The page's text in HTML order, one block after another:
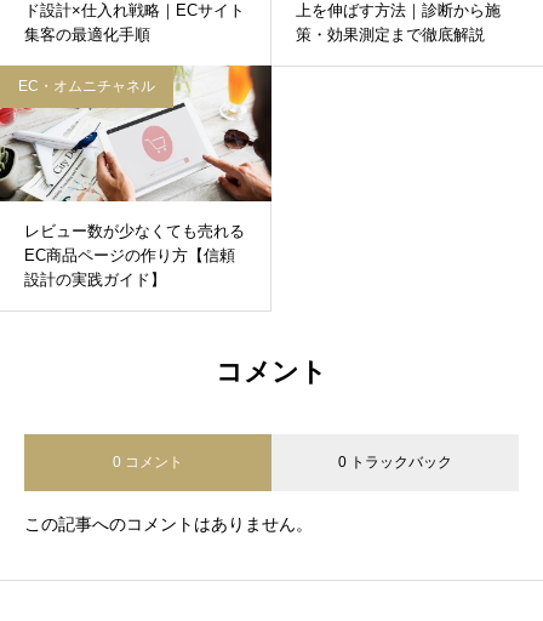
ド設計×仕入れ戦略｜ECサイト
集客の最適化手順
上を伸ばす方法｜診断から施
策・効果測定まで徹底解説
EC・オムニチャネル
レビュー数が少なくても売れる
EC商品ページの作り方【信頼
設計の実践ガイド】
コメント
0 コメント 0 トラックバック
この記事へのコメントはありません。